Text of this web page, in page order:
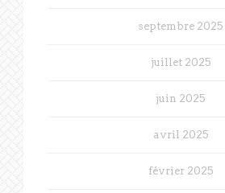
septembre 2025
juillet 2025
juin 2025
avril 2025
février 2025